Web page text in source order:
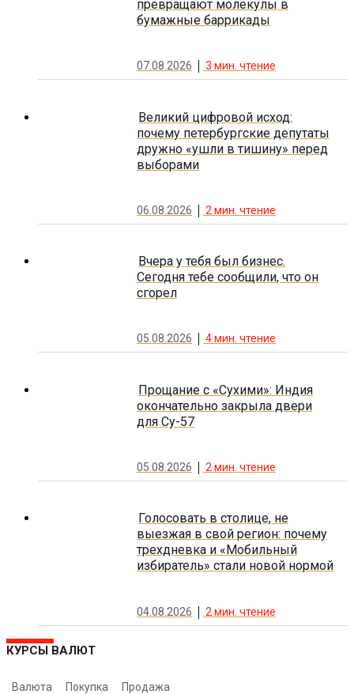
превращают молекулы в
бумажные баррикады
07.08.2026 3 мин. чтение
Великий цифровой исход:
почему петербургские депутаты
дружно «ушли в тишину» перед
выборами
06.08.2026 2 мин. чтение
Вчера у тебя был бизнес.
Сегодня тебе сообщили, что он
сгорел
05.08.2026 4мин. чтение
Прощание с «Сухими»: Индия
окончательно закрыла двери
для Су-57
05.08.2026 2 мин. чтение
Голосовать в столице, не
выезжая в свой регион: почему
трехдневка и «Мобильный
избиратель» стали новой нормой
04.08.2026 2 мин. чтение
КУРСЫ ВАЛЮТ
Валюта Покупка Продажа